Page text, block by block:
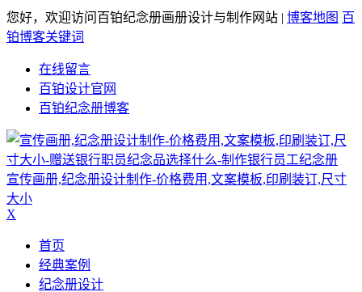
您好，欢迎访问百铂纪念册画册设计与制作网站 | 博客地图 百
铂博客关键词
在线留言
百铂设计官网
百铂纪念册博客
宣传画册,纪念册设计制作-价格费用,文案模板,印刷装订,尺寸
大小
X
首页
经典案例
纪念册设计